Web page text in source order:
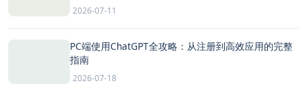
2026-07-11
PC端使用ChatGPT全攻略：从注册到高效应用的完整
指南
2026-07-18